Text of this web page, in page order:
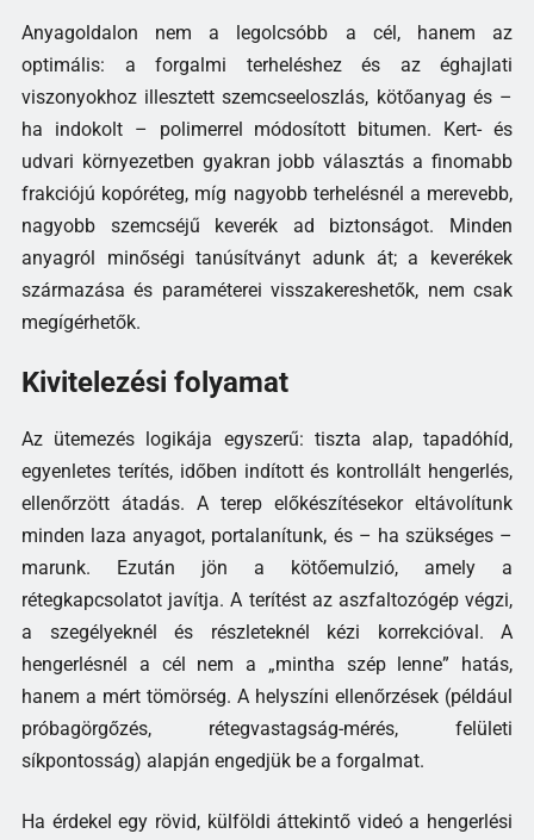
Anyagoldalon nem a legolcsóbb a cél, hanem az
optimális: a forgalmi terheléshez és az éghajlati
viszonyokhoz illesztett szemcseeloszlás, kötőanyag és –
ha indokolt – polimerrel módosított bitumen. Kert- és
udvari környezetben gyakran jobb választás a finomabb
frakciójú kopóréteg, míg nagyobb terhelésnél a merevebb,
nagyobb szemcséjű keverék ad biztonságot. Minden
anyagról minőségi tanúsítványt adunk át; a keverékek
származása és paraméterei visszakereshetők, nem csak
megígérhetők.
Kivitelezési folyamat
Az ütemezés logikája egyszerű: tiszta alap, tapadóhíd,
egyenletes terítés, időben indított és kontrollált hengerlés,
ellenőrzött átadás. A terep előkészítésekor eltávolítunk
minden laza anyagot, portalanítunk, és – ha szükséges –
marunk. Ezután jön a kötőemulzió, amely a
rétegkapcsolatot javítja. A terítést az aszfaltozógép végzi,
a szegélyeknél és részleteknél kézi korrekcióval. A
hengerlésnél a cél nem a „mintha szép lenne” hatás,
hanem a mért tömörség. A helyszíni ellenőrzések (például
próbagörgőzés, rétegvastagság-mérés, felületi
síkpontosság) alapján engedjük be a forgalmat.
Ha érdekel egy rövid, külföldi áttekintő videó a hengerlési